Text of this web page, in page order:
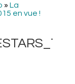
» La
en vue !